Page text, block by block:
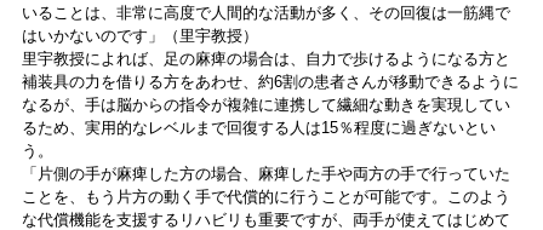
いることは、非常に高度で人間的な活動が多く、その回復は一筋縄で
はいかないのです」（里宇教授）
里宇教授によれば、足の麻痺の場合は、自力で歩けるようになる方と
補装具の力を借りる方をあわせ、約6割の患者さんが移動できるように
なるが、手は脳からの指令が複雑に連携して繊細な動きを実現してい
るため、実用的なレベルまで回復する人は15％程度に過ぎないとい
う。
「片側の手が麻痺した方の場合、麻痺した手や両方の手で行っていた
ことを、もう片方の動く手で代償的に行うことが可能です。このよう
な代償機能を支援するリハビリも重要ですが、両手が使えてはじめて